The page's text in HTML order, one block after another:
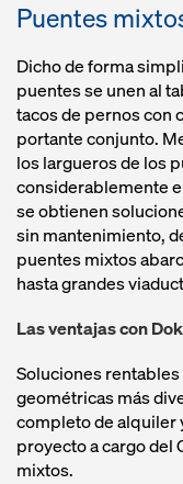
Puentes
Dicho de forma
puentes se unen al
tacos de pernos con
portante conjunto.
los largueros de los
considerablemente
se obtienen
sin mantenimiento,
puentes mixtos
hasta grandes
Las ventajas con
Soluciones
geométricas más
completo de alquiler
proyecto a cargo del
mixtos.